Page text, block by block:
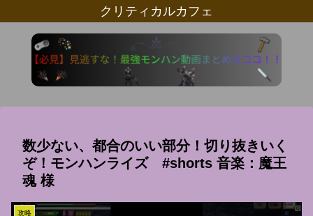
クリティカルカフェ
数少ない、都合のいい部分！切り抜きいく
ぞ！モンハンライズ #shorts 音楽：魔王
魂 様
攻略